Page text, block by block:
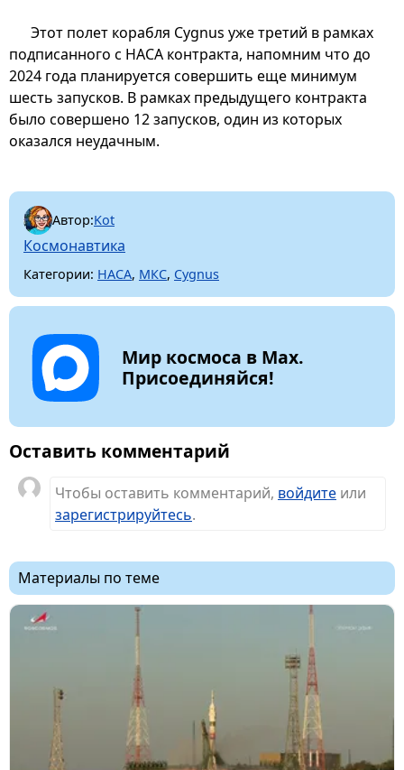
Этот полет корабля Cygnus уже третий в рамках
подписанного с НАСА контракта, напомним что до
2024 года планируется совершить еще минимум
шесть запусков. В рамках предыдущего контракта
было совершено 12 запусков, один из которых
оказался неудачным.
Автор:Kot
Космонавтика
Категории: НАСА, МКС, Cygnus
Мир космоса в Max.
Присоединяйся!
Оставить комментарий
Чтобы оставить комментарий, войдите или
зарегистрируйтесь.
Материалы по теме